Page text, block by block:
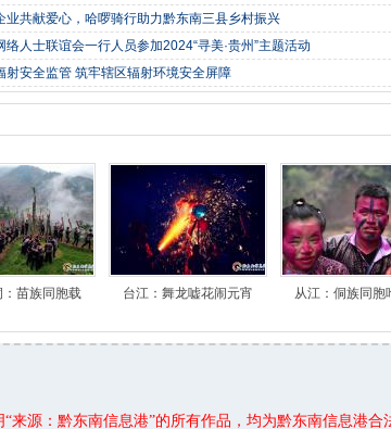
业共献爱心，哈啰骑行助力黔东南三县乡村振兴
络人士联谊会一行人员参加2024“寻美·贵州”主题活动
射安全监管 筑牢辖区辐射环境安全屏障
：苗族同胞载 台江：舞龙嘘花闹元宵 从江：侗族同胞
“来源：黔东南信息港”的所有作品，均为黔东南信息港